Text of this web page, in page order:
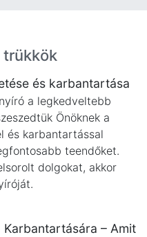
trükkök
és karbantartása
a legkedveltebb
Önöknek a
és karbantartással
teendőket.
dolgokat, akkor
Karbantartására – Amit